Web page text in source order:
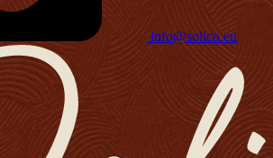
info@solico.eu